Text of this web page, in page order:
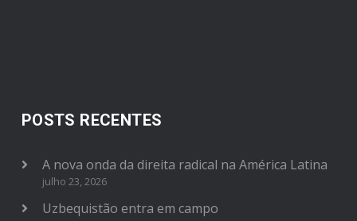
POSTS RECENTES
A nova onda da direita radical na América Latina
julho 23, 2026
Uzbequistão entra em campo